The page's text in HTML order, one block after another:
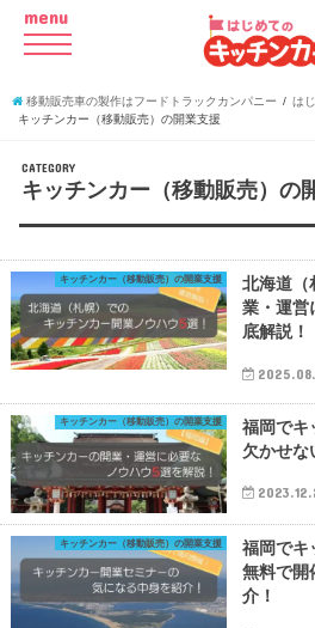
menu
移動販売車の製作はフードトラックカンパニー
は
キッチンカー（移動販売）の開業支援
CATEGORY
キッチンカー（移動販売）の
キッチンカー（移動販売）の開業支援
北海道（
業・運営
底解説！
キッチンカー（移動販売）の開業支援
福岡でキ
欠かせな
キッチンカー（移動販売）の開業支援
福岡でキ
無料で開
介！